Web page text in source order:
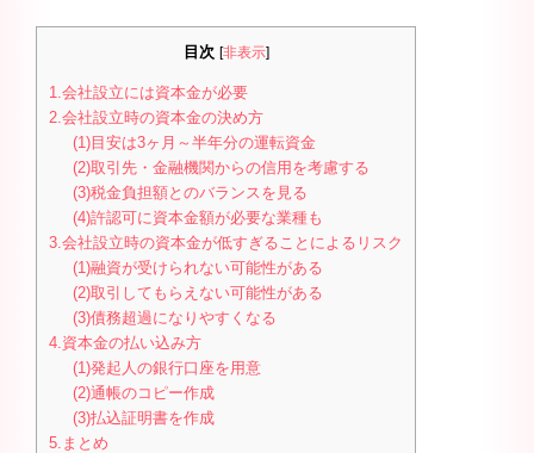
目次 [非表示]
1.会社設立には資本金が必要
2.会社設立時の資本金の決め方
(1)目安は3ヶ月～半年分の運転資金
(2)取引先・金融機関からの信用を考慮する
(3)税金負担額とのバランスを見る
(4)許認可に資本金額が必要な業種も
3.会社設立時の資本金が低すぎることによるリスク
(1)融資が受けられない可能性がある
(2)取引してもらえない可能性がある
(3)債務超過になりやすくなる
4.資本金の払い込み方
(1)発起人の銀行口座を用意
(2)通帳のコピー作成
(3)払込証明書を作成
5.まとめ